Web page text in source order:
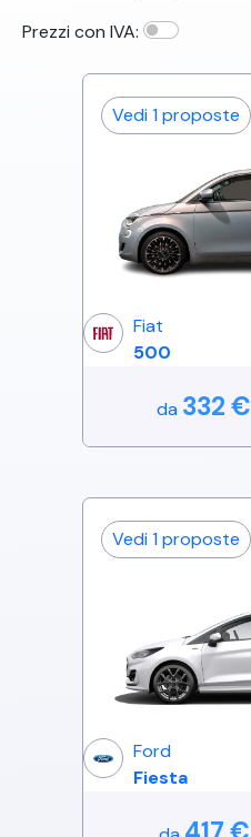
Prezzi con IVA:
Vedi 1 proposte
Fiat
500
da 332 €
Vedi 1 proposte
Ford
Fiesta